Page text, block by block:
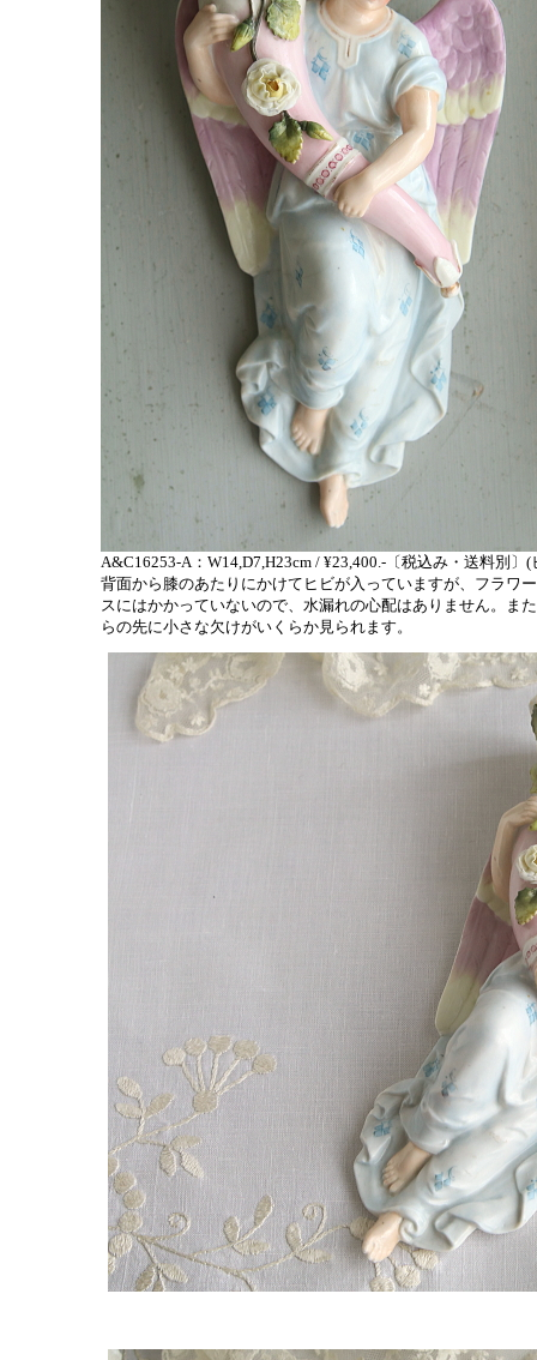
A&C16253-A：W14,D7,H23cm / ¥23,400.-〔税込み・送料別〕(
背面から膝のあたりにかけてヒビが入っていますが、フラワ
スにはかかっていないので、水漏れの心配はありません。ま
らの先に小さな欠けがいくらか見られます。